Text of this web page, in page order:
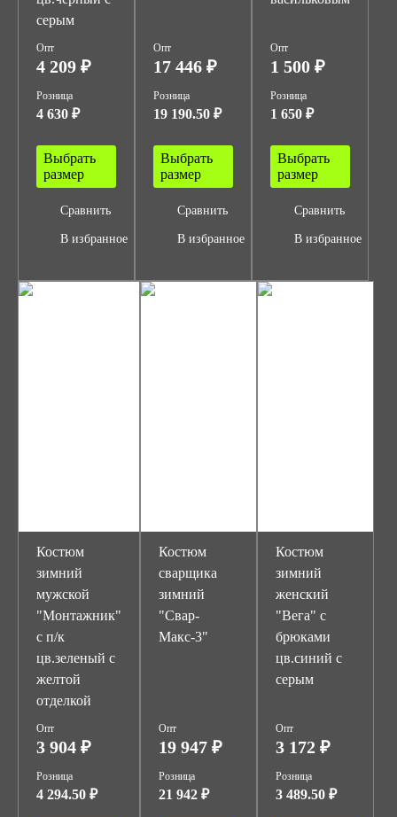
серым
Опт
4 209 ₽
Розница
4 630 ₽
Выбрать
размер
Сравнить
В избранное
Опт
17 446 ₽
Розница
19 190.50 ₽
Выбрать
размер
Сравнить
В избранное
Опт
1 500 ₽
Розница
1 650 ₽
Выбрать
размер
Сравнить
В избранное
Костюм
зимний
мужской
"Монтажник"
с п/к
цв.зеленый с
желтой
отделкой
Опт
3 904 ₽
Розница
4 294.50 ₽
Костюм
сварщика
зимний
"Свар-
Макс-3"
Опт
19 947 ₽
Розница
21 942 ₽
Костюм
зимний
женский
"Вега" с
брюками
цв.синий с
серым
Опт
3 172 ₽
Розница
3 489.50 ₽